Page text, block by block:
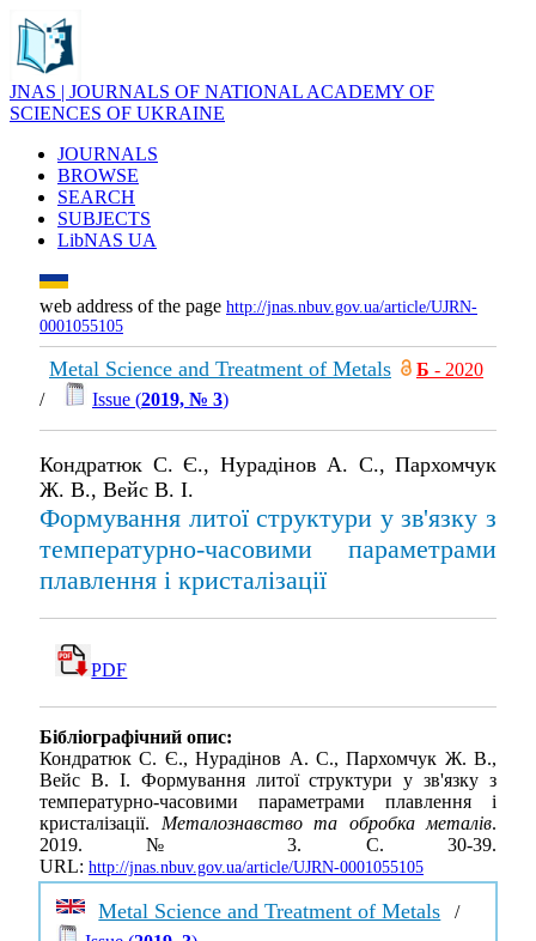
JNAS | JOURNALS OF NATIONAL ACADEMY OF
SCIENCES OF UKRAINE
JOURNALS
BROWSE
SEARCH
SUBJECTS
LibNAS UA
web address of the page http://jnas.nbuv.gov.ua/article/UJRN-
0001055105
Metal Science and Treatment of Metals Б - 2020
/
Issue (2019, № 3)
Кондратюк С. Є., Нурадінов А. С., Пархомчук
Ж. В., Вейс В. І.
Формування литої структури у зв'язку з
температурно-часовими параметрами
плавлення і кристалізації
PDF
Бібліографічний опис:
Кондратюк С. Є., Нурадінов А. С., Пархомчук Ж. В.,
Вейс В. І. Формування литої структури у зв'язку з
температурно-часовими параметрами плавлення і
кристалізації. Металознавство та обробка металів.
2019. № 3. С. 30-39.
URL: http://jnas.nbuv.gov.ua/article/UJRN-0001055105
Metal Science and Treatment of Metals /